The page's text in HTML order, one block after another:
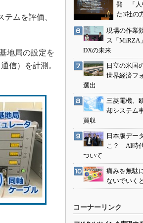
ムを評価、
地局の設定を
信）を計測。
発 「人
た3社の
現場の作業
ス「MiRZA
DXの未来
日立の米国
世界経済フ
選出
三菱電機、
却システム
買収
日本版デー
こ？ AI時
ついて
痛みを無駄
ないでいく
コーナーリンク